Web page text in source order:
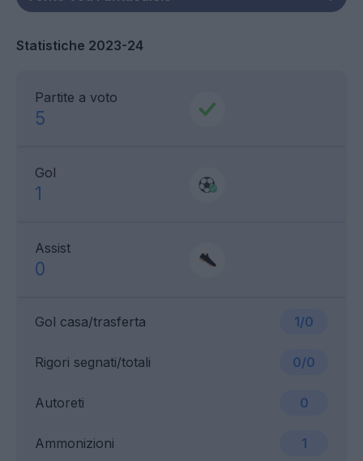
Statistiche 2023-24
Partite a voto
5
Gol
1
Assist
0
Gol casa/trasferta 1/0
Ammonizioni 1
Rigori segnati/totali 0/0
Autoreti 0